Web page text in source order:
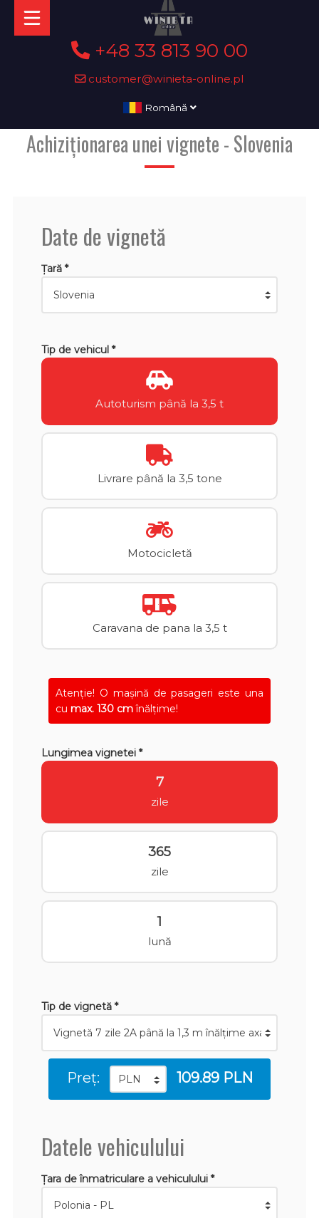
+48 33 813 90 00
customer@winieta-online.pl
Română
Achiziționarea unei vignete - Slovenia
Date de vignetă
Țară *
Tip de vehicul *
Autoturism până la 3,5 t
Livrare până la 3,5 tone
Motocicletă
Caravana de pana la 3,5 t
Atenţie! O mașină de pasageri este una
cu max. 130 cmînălțime!
Lungimea vignetei *
7
zile
365
zile
1
lună
Tip de vignetă *
Preț: 109.89 PLN
Datele vehiculului
Țara de înmatriculare a vehiculului *